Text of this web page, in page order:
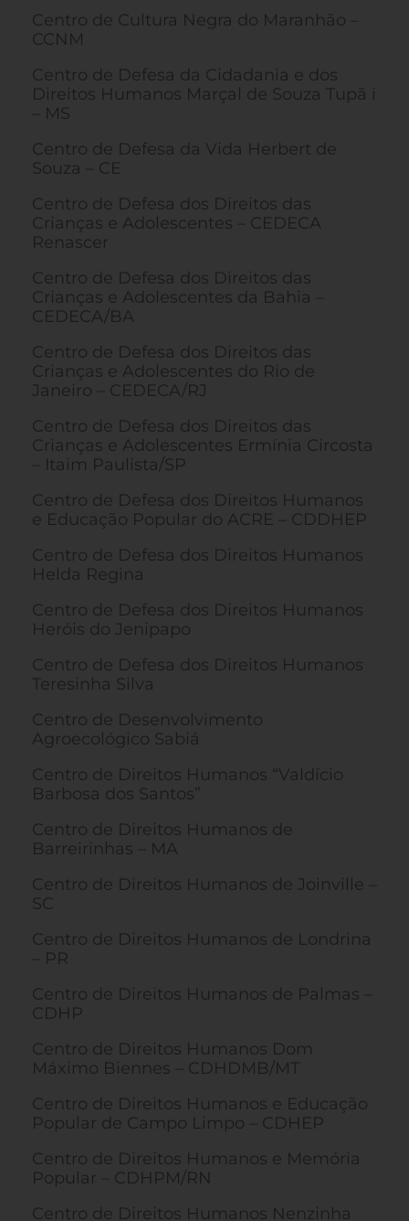
Centro de Cultura Negra do Maranhão –
CCNM
Centro de Defesa da Cidadania e dos
Direitos Humanos Marçal de Souza Tupã i
– MS
Centro de Defesa da Vida Herbert de
Souza – CE
Centro de Defesa dos Direitos das
Crianças e Adolescentes – CEDECA
Renascer
Centro de Defesa dos Direitos das
Crianças e Adolescentes da Bahia –
CEDECA/BA
Centro de Defesa dos Direitos das
Crianças e Adolescentes do Rio de
Janeiro – CEDECA/RJ
Centro de Defesa dos Direitos das
Crianças e Adolescentes Ermínia Circosta
– Itaim Paulista/SP
Centro de Defesa dos Direitos Humanos
e Educação Popular do ACRE – CDDHEP
Centro de Defesa dos Direitos Humanos
Helda Regina
Centro de Defesa dos Direitos Humanos
Heróis do Jenipapo
Centro de Defesa dos Direitos Humanos
Teresinha Silva
Centro de Desenvolvimento
Agroecológico Sabiá
Centro de Direitos Humanos “Valdício
Barbosa dos Santos”
Centro de Direitos Humanos de
Barreirinhas – MA
Centro de Direitos Humanos de Joinville –
SC
Centro de Direitos Humanos de Londrina
– PR
Centro de Direitos Humanos de Palmas –
CDHP
Centro de Direitos Humanos Dom
Máximo Biennes – CDHDMB/MT
Centro de Direitos Humanos e Educação
Popular de Campo Limpo – CDHEP
Centro de Direitos Humanos e Memória
Popular – CDHPM/RN
Centro de Direitos Humanos Nenzinha